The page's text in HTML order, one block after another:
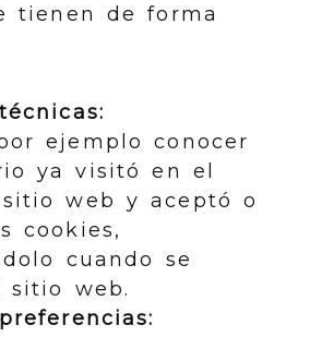
tienen de forma
ejemplo conocer
ya visitó en el
web y aceptó o
cookies,
cuando se
sitio web.